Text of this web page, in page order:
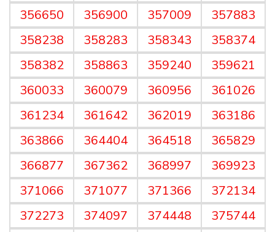
356650
356900 357009
357883
358238
358283 358343
358374
358382
358863 359240
359621
360033
360079 360956
361026
361234
361642 362019
363186
363866
364404 364518
365829
366877
367362 368997
369923
371066
371077 371366
372134
372273
374097 374448
375744